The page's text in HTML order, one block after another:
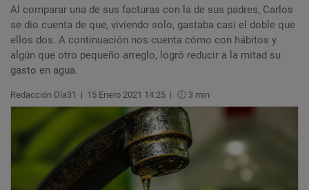
Al comparar una de sus facturas con la de sus padres, Carlos
se dio cuenta de que, viviendo solo, gastaba casi el doble que
ellos dos. A continuación nos cuenta cómo con hábitos y
algún que otro pequeño arreglo, logró reducir a la mitad su
gasto en agua.
Redacción Día31 | 15 Enero 2021 14:25 | 3 min